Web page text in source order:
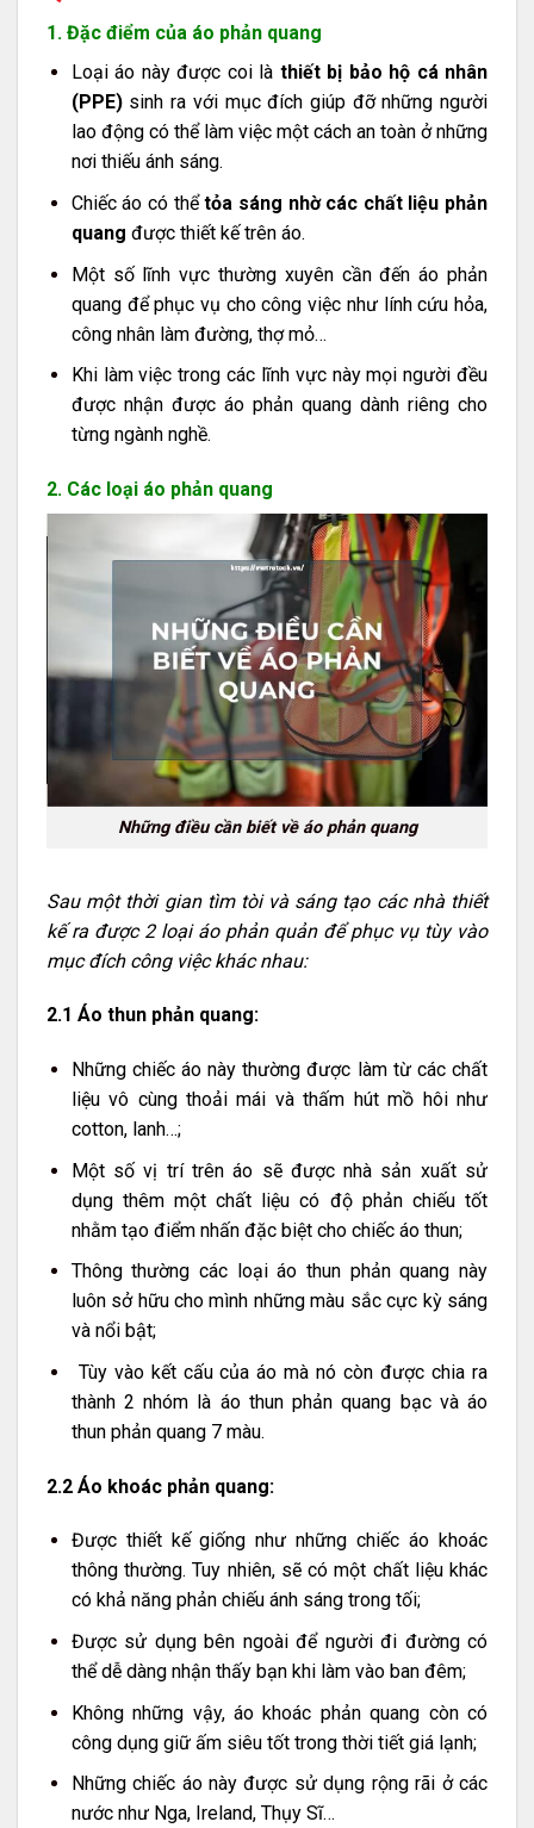
1. Đặc điểm của áo phản quang
Loại áo này được coi là thiết bị bảo hộ cá nhân
(PPE)sinh ra với mục đích giúp đỡ những người
lao động có thể làm việc một cách an toàn ở những
nơi thiếu ánh sáng.
Chiếc áo có thểtỏa sáng nhờ các chất liệu phản
quang được thiết kế trên áo.
Một số lĩnh vực thường xuyên cần đến áo phản
quang để phục vụ cho công việc như lính cứu hỏa,
công nhân làm đường, thợ mỏ…
Khi làm việc trong các lĩnh vực này mọi người đều
được nhận được áo phản quang dành riêng cho
từng ngành nghề.
2. Các loại áo phản quang
Những điều cần biết về áo phản quang
Sau một thời gian tìm tòi và sáng tạo các nhà thiết
kế ra được 2 loại áo phản quản để phục vụ tùy vào
mục đích công việc khác nhau:
2.1 Áo thun phản quang:
Những chiếc áo này thường được làm từ các chất
liệu vô cùng thoải mái và thấm hút mồ hôi như
cotton, lanh…;
Một số vị trí trên áo sẽ được nhà sản xuất sử
dụng thêm một chất liệu có độ phản chiếu tốt
nhằm tạo điểm nhấn đặc biệt cho chiếc áo thun;
Thông thường các loại áo thun phản quang này
luôn sở hữu cho mình những màu sắc cực kỳ sáng
và nổi bật;
Tùy vào kết cấu của áo mà nó còn được chia ra
thành 2 nhóm là áo thun phản quang bạc và áo
thun phản quang 7 màu.
2.2 Áo khoác phản quang:
Được thiết kế giống như những chiếc áo khoác
thông thường. Tuy nhiên, sẽ có một chất liệu khác
có khả năng phản chiếu ánh sáng trong tối;
Được sử dụng bên ngoài để người đi đường có
thể dễ dàng nhận thấy bạn khi làm vào ban đêm;
Không những vậy, áo khoác phản quang còn có
công dụng giữ ấm siêu tốt trong thời tiết giá lạnh;
Những chiếc áo này được sử dụng rộng rãi ở các
nước như Nga, Ireland, Thụy Sĩ…